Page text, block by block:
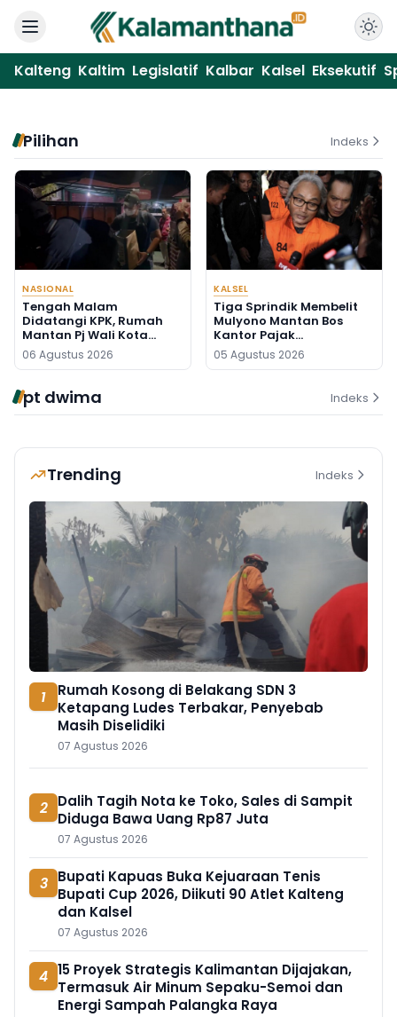
Kalteng Kaltim Legislatif Kalbar Kalsel Eksekutif
Pilihan Indeks
NASIONAL
Tengah Malam
Didatangi KPK, Rumah
Mantan Pj Wali Kota
Digeledah, Empat Koper
Dibawa
06 Agustus 2026
KALSEL
Tiga Sprindik Membelit
Mulyono Mantan Bos
Kantor Pajak
Banjarmasin
05 Agustus 2026
pt dwima Indeks
Trending Indeks
1
Rumah Kosong di Belakang SDN 3
Ketapang Ludes Terbakar, Penyebab
Masih Diselidiki
07 Agustus 2026
2 Dalih Tagih Nota ke Toko, Sales di Sampit
Diduga Bawa Uang Rp87 Juta
07 Agustus 2026
3 Bupati Kapuas Buka Kejuaraan Tenis
Bupati Cup 2026, Diikuti 90 Atlet Kalteng
dan Kalsel
07 Agustus 2026
4 15 Proyek Strategis Kalimantan Dijajakan,
Termasuk Air Minum Sepaku-Semoi dan
Energi Sampah Palangka Raya